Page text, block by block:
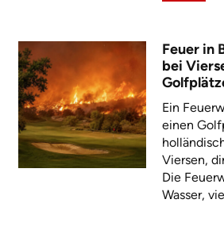
Feuer in
bei
Ein
einen
Viersen,
Die
Wasser,